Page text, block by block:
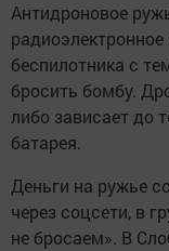
Антидроновое
беспилотника с
бросить бомбу.
либо зависает до
батарея.
Деньги на ружье
через соцсети, в
не бросаем». В